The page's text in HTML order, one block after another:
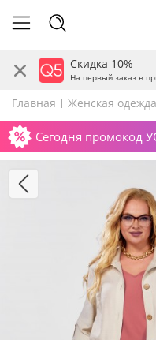
Скидка 10%
На первый заказ в
Главная Женская одежда
Сегодня промокод